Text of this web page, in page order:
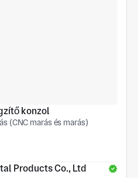
konzol
(CNC marás és marás)
Products Co., Ltd